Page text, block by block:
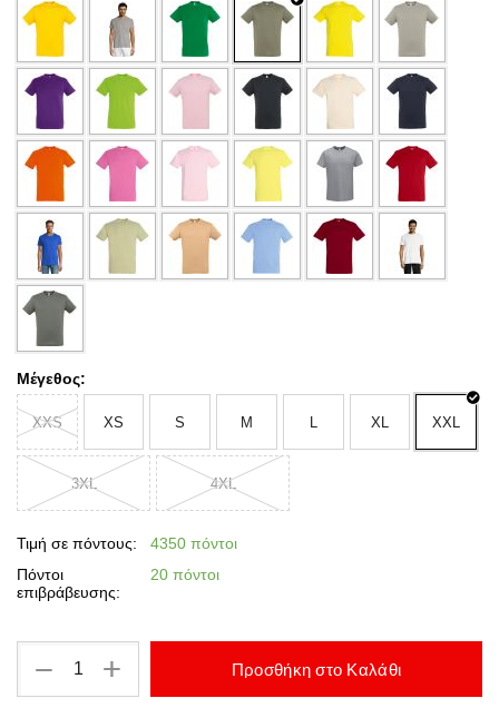
Μέγεθος:
XXS XS S M L XL XXL
3XL 4XL
Τιμή σε πόντους:
4350 πόντοι
Πόντοι
επιβράβευσης:
20 πόντοι
+
− Προσθήκη στο Καλάθι